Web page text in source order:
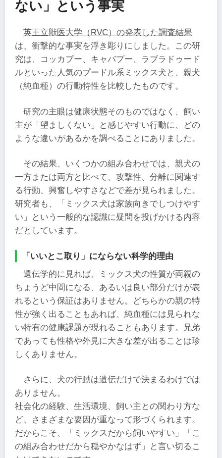
ない」という事実
英王立獣医大学（RVC）の発表した調査結果
は、衝撃的な事実を浮き彫りにしました。この研
究は、コッカプー、キャバプー、ラブラドゥード
ルといった人気のプードル系ミックス犬と、親犬
（純血種）の行動特性を比較したものです。
研究の主眼は健康状態そのものではなく、飼い
主が「望ましくない」と感じやすい行動に、どの
ような違いがあるかを調べることにありました。
その結果、いくつかの組み合わせでは、親犬の
一方または両方と比べて、攻撃性、分離に関連す
る行動、興奮しやすさなどで差が見られました。
研究者も、「ミックス犬は家族向きでしつけやす
い」という一般的な認識に疑問を投げかける内容
だとしています。
「いいとこ取り」にならない科学的理由
遺伝学的に見れば、ミックス犬の性質が両親の
ちょうど中間になる、あるいは良い部分だけが表
れるという保証はありません。どちらかの親の特
性が強く出ることもあれば、純血種には見られな
い特有の健康課題が現れることもあります。兄弟
であっても性格や外見に大きな差が出ることは珍
しくありません。
さらに、犬の行動は遺伝だけで決まるわけでは
ありません。
社会化の経験、生活環境、飼い主との関わり方な
ど、さまざまな要因が重なって形づくられます。
だからこそ、「ミックスだから飼いやすい」「こ
の組み合わせだから穏やかなはず」と言い切るこ